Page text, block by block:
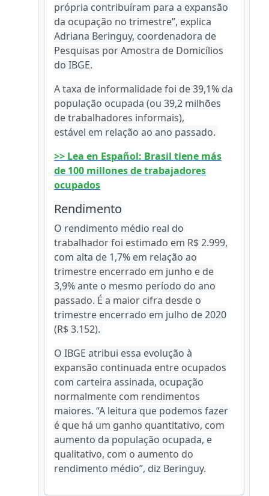
própria contribuíram para a expansão
da ocupação no trimestre”, explica
Adriana Beringuy, coordenadora de
Pesquisas por Amostra de Domicílios
do IBGE.
A taxa de informalidade foi de 39,1% da
população ocupada (ou 39,2 milhões
de trabalhadores informais),
estável em relação ao ano passado.
>> Lea en Español: Brasil tiene más
de 100 millones de trabajadores
ocupados
Rendimento
O rendimento médio real do
trabalhador foi estimado em R$ 2.999,
com alta de 1,7% em relação ao
trimestre encerrado em junho e de
3,9% ante o mesmo período do ano
passado. É a maior cifra desde o
trimestre encerrado em julho de 2020
(R$ 3.152).
O IBGE atribui essa evolução à
expansão continuada entre ocupados
com carteira assinada, ocupação
normalmente com rendimentos
maiores. “A leitura que podemos fazer
é que há um ganho quantitativo, com
aumento da população ocupada, e
qualitativo, com o aumento do
rendimento médio”, diz Beringuy.